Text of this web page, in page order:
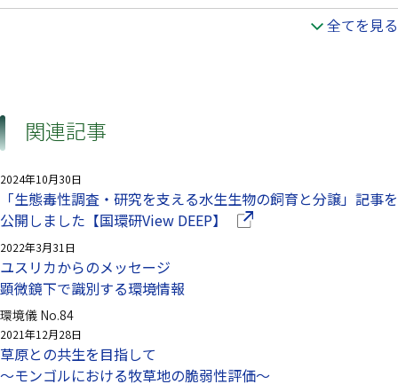
全てを見る
関連記事
2024年10月30日
「生態毒性調査・研究を支える水生生物の飼育と分譲」記事を
公開しました【国環研View DEEP】
（別ウインドウで開きま
2022年3月31日
ユスリカからのメッセージ
顕微鏡下で識別する環境情報
環境儀 No.84
2021年12月28日
草原との共生を目指して
～モンゴルにおける牧草地の脆弱性評価～